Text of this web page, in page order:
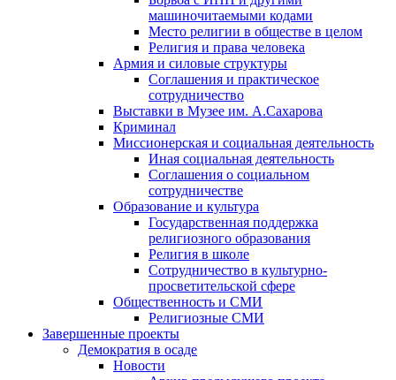
машиночитаемыми кодами
Место религии в обществе в целом
Религия и права человека
Армия и силовые структуры
Соглашения и практическое
сотрудничество
Выставки в Музее им. А.Сахарова
Криминал
Миссионерская и социальная деятельность
Иная социальная деятельность
Соглашения о социальном
сотрудничестве
Образование и культура
Государственная поддержка
религиозного образования
Религия в школе
Сотрудничество в культурно-
просветительской сфере
Общественность и СМИ
Религиозные СМИ
Завершенные проекты
Демократия в осаде
Новости